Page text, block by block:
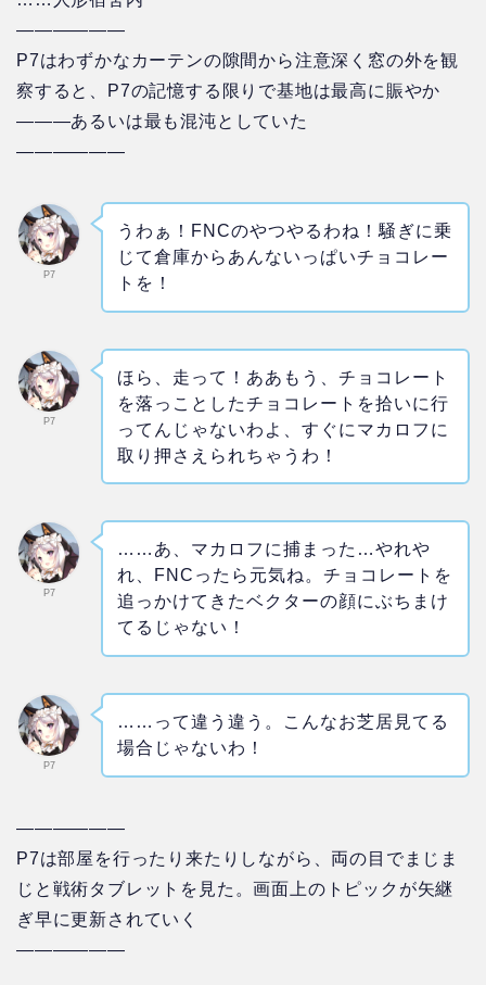
——————
P7はわずかなカーテンの隙間から注意深く窓の外を観
察すると、P7の記憶する限りで基地は最高に賑やか
―――あるいは最も混沌としていた
——————
P7
うわぁ！FNCのやつやるわね！騒ぎに乗
じて倉庫からあんないっぱいチョコレー
トを！
P7
ほら、走って！ああもう、チョコレート
を落っことしたチョコレートを拾いに行
ってんじゃないわよ、すぐにマカロフに
取り押さえられちゃうわ！
P7
……あ、マカロフに捕まった…やれや
れ、FNCったら元気ね。チョコレートを
追っかけてきたベクターの顔にぶちまけ
てるじゃない！
P7
……って違う違う。こんなお芝居見てる
場合じゃないわ！
——————
P7は部屋を行ったり来たりしながら、両の目でまじま
じと戦術タブレットを見た。画面上のトピックが矢継
ぎ早に更新されていく
——————